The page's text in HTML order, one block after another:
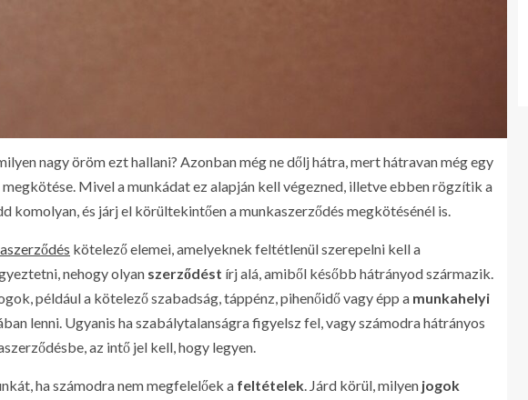
nagy öröm ezt hallani? Azonban még ne dőlj hátra, mert hátravan még egy
megkötése. Mivel a munkádat ez alapján kell végezned, illetve ebben rögzítik a
komolyan, és járj el körültekintően a munkaszerződés megkötésénél is.
kötelező elemei, amelyeknek feltétlenül szerepelni kell a
nehogy olyan szerződést írj alá, amiből később hátrányod származik.
például a kötelező szabadság, táppénz, pihenőidő vagy épp a munkahelyi
lenni. Ugyanis ha szabálytalanságra figyelsz fel, vagy számodra hátrányos
az intő jel kell, hogy legyen.
ha számodra nem megfelelőek a feltételek. Járd körül, milyen jogok